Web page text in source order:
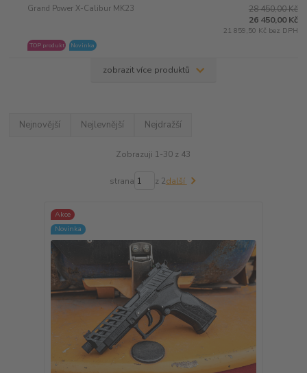
Grand Power X-Calibur MK23
TOP produkt Novinka
28 450,00 Kč
26 450,00 Kč
21 859,50 Kč bez DPH
zobrazit více produktů
Nejnovější Nejlevnější Nejdražší
Zobrazuji 1-30 z 43
strana z 2další
Akce
Novinka